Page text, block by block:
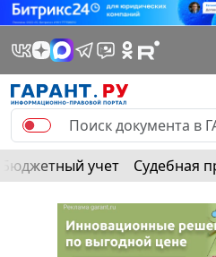
Бюджетный учет Судебная